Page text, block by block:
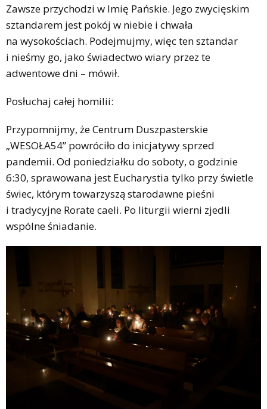
Zawsze przychodzi w Imię Pańskie. Jego zwycięskim
sztandarem jest pokój w niebie i chwała
na wysokościach. Podejmujmy, więc ten sztandar
i nieśmy go, jako świadectwo wiary przez te
adwentowe dni – mówił.
Posłuchaj całej homilii:
Przypomnijmy, że Centrum Duszpasterskie
„WESOŁA54” powróciło do inicjatywy sprzed
pandemii. Od poniedziałku do soboty, o godzinie
6:30, sprawowana jest Eucharystia tylko przy świetle
świec, którym towarzyszą starodawne pieśni
i tradycyjne Rorate caeli. Po liturgii wierni zjedli
wspólne śniadanie.